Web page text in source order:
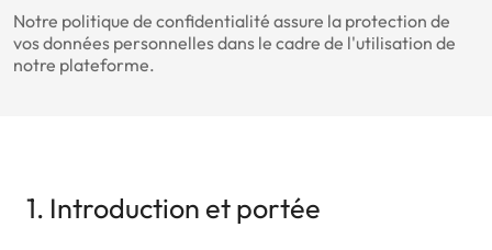
Notre politique de confidentialité assure la protection de
vos données personnelles dans le cadre de l'utilisation de
notre plateforme.
1. Introduction et portée